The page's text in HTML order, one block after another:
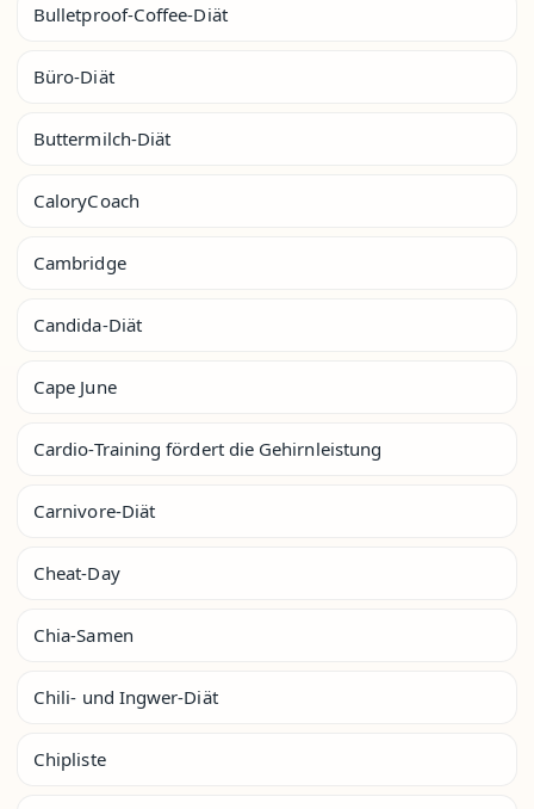
Bulletproof-Coffee-Diät
Büro-Diät
Buttermilch-Diät
CaloryCoach
Cambridge
Candida-Diät
Cape June
Cardio-Training fördert die Gehirnleistung
Carnivore-Diät
Cheat-Day
Chia-Samen
Chili- und Ingwer-Diät
Chipliste